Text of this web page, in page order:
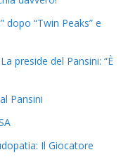
dopo “Twin Peaks” e
preside del Pansini: “È
Pansini
Il Giocatore